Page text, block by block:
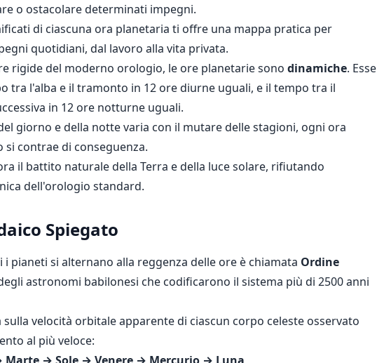
o ostacolare determinati impegni.
di ciascuna ora planetaria ti offre una mappa pratica per
quotidiani, dal lavoro alla vita privata.
rigide del moderno orologio, le ore planetarie sono dinamiche. Esse
tra l'alba e il tramonto in 12 ore diurne uguali, e il tempo tra il
in 12 ore notturne uguali.
giorno e della notte varia con il mutare delle stagioni, ogni ora
si contrae di conseguenza.
il battito naturale della Terra e della luce solare, rifiutando
dell'orologio standard.
Spiegato
i pianeti si alternano alla reggenza delle ore è chiamata Ordine
astronomi babilonesi che codificarono il sistema più di 2500 anni
sulla velocità orbitale apparente di ciascun corpo celeste osservato
al più veloce: